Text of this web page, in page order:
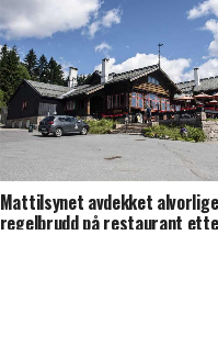
Mattilsynet avdekket alvorlige
regelbrudd på restaurant